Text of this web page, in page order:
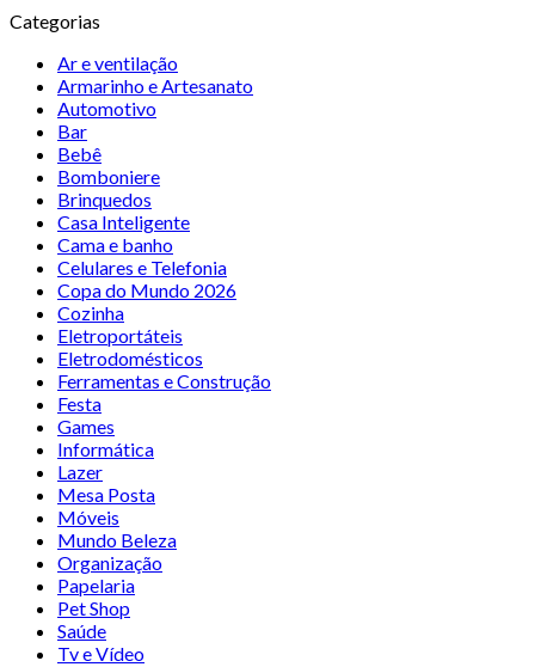
Categorias
Ar e ventilação
Armarinho e Artesanato
Automotivo
Bar
Bebê
Bomboniere
Brinquedos
Casa Inteligente
Cama e banho
Celulares e Telefonia
Copa do Mundo 2026
Cozinha
Eletroportáteis
Eletrodomésticos
Ferramentas e Construção
Festa
Games
Informática
Lazer
Mesa Posta
Móveis
Mundo Beleza
Organização
Papelaria
Pet Shop
Saúde
Tv e Vídeo